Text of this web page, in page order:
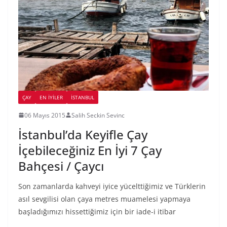
ÇAY EN İYILER İSTANBUL
06 Mayıs 2015 Salih Seckin Sevinc
İstanbul’da Keyifle Çay
İçebileceğiniz En İyi 7 Çay
Bahçesi / Çaycı
Son zamanlarda kahveyi iyice yücelttiğimiz ve Türklerin
asıl sevgilisi olan çaya metres muamelesi yapmaya
başladığımızı hissettiğimiz için bir iade-i itibar